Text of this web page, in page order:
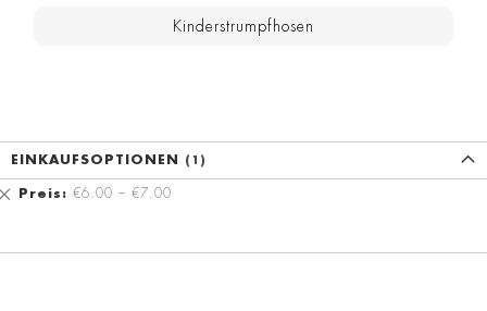
Kinderstrumpfhosen
EINKAUFSOPTIONEN
Preis €6.00 – €7.00
Diesen